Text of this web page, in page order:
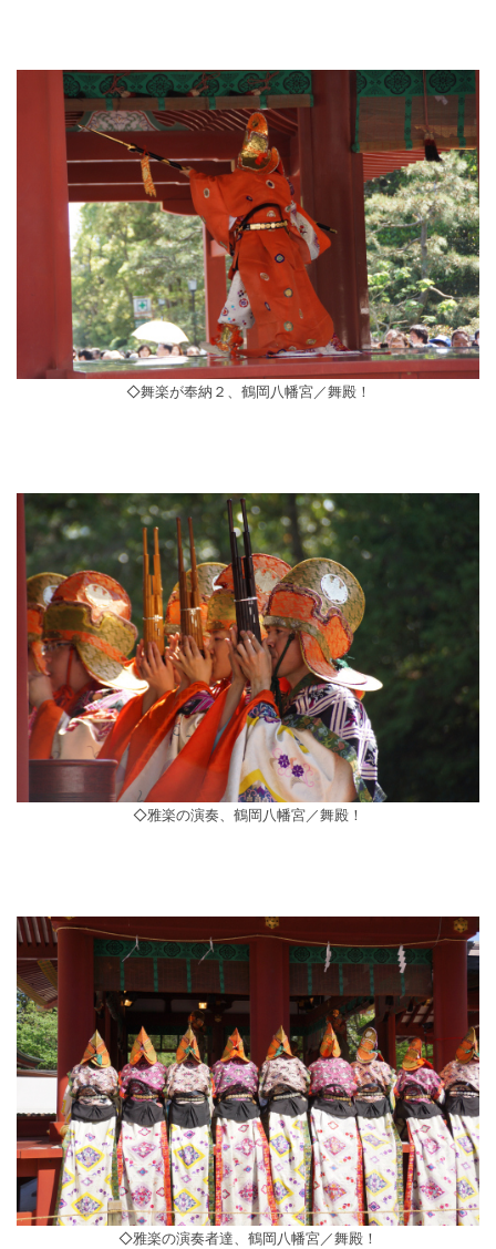
◇舞楽が奉納２、鶴岡八幡宮／舞殿！
◇雅楽の演奏、鶴岡八幡宮／舞殿！
◇雅楽の演奏者達、鶴岡八幡宮／舞殿！